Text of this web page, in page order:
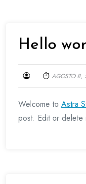
Hello
AGOSTO 8,
Welcome to Astra
post. Edit or delete